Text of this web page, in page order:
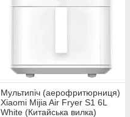
Мультипіч (аерофритюрниця)
Xiaomi Mijia Air Fryer S1 6L
White (Китайська вилка)